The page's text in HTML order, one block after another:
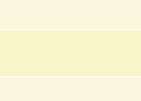
Recupero dell'Animale
Cattura delle Intrusioni
Area